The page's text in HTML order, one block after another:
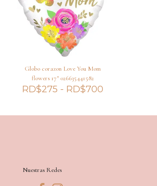
Globo corazon Love You Mom
flowers 17″ 026635441582
RD$275 - RD$700Rango
desde
Nuestras Redes